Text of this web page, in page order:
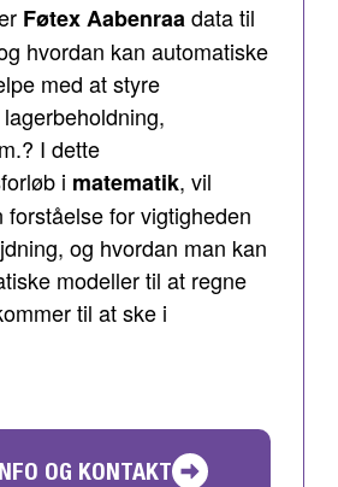
Føtex Aabenraadata til
hvordan kan automatiske
med at styre
I dette
i matematik, vil
forståelse for vigtigheden
og hvordan man kan
modeller til at regne
til at ske i
OG KONTAKT